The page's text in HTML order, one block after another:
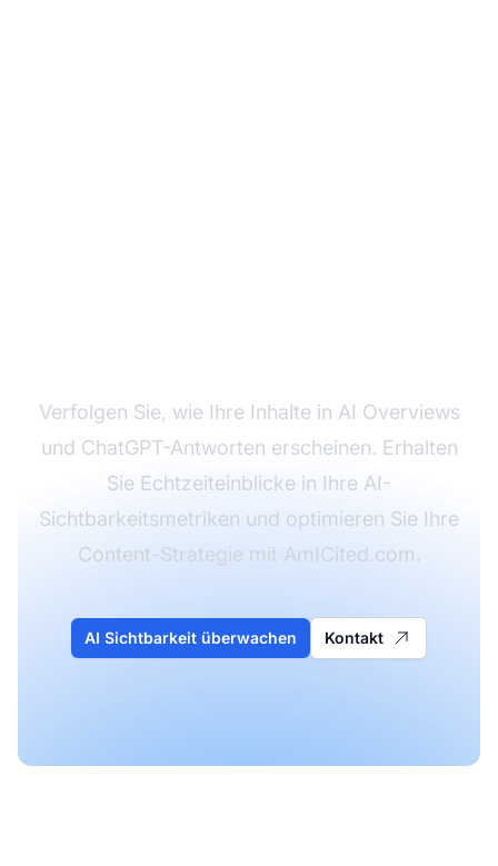
Verfolgen Sie, wie Ihre Inhalte in AI Overviews
und ChatGPT-Antworten erscheinen. Erhalten
Sie Echtzeiteinblicke in Ihre AI-
Sichtbarkeitsmetriken und optimieren Sie Ihre
Content-Strategie mit AmICited.com.
AI Sichtbarkeit überwachen Kontakt